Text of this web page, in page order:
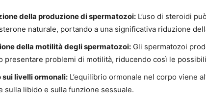
della produzione di spermatozoi: L’uso di steroidi
naturale, portando a una significativa riduzione
della motilità degli spermatozoi: Gli spermatozoi
presentare problemi di motilità, riducendo così le
sui livelli ormonali: L’equilibrio ormonale nel corpo viene
sulla libido e sulla funzione sessuale.